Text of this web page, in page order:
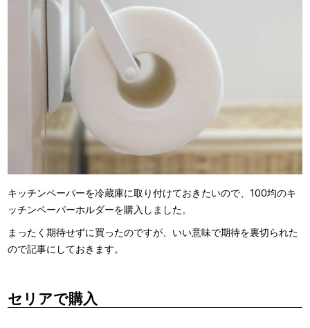
キッチンペーパーを冷蔵庫に取り付けておきたいので、100均のキ
ッチンペーパーホルダーを購入しました。
まったく期待せずに買ったのですが、いい意味で期待を裏切られた
ので記事にしておきます。
セリアで購入